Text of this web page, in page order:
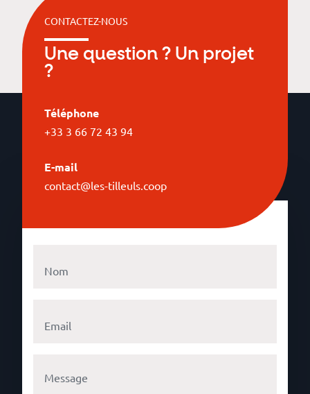
CONTACTEZ-NOUS
Une question ? Un projet
?
Téléphone
+33 3 66 72 43 94
E-mail
contact@les-tilleuls.coop